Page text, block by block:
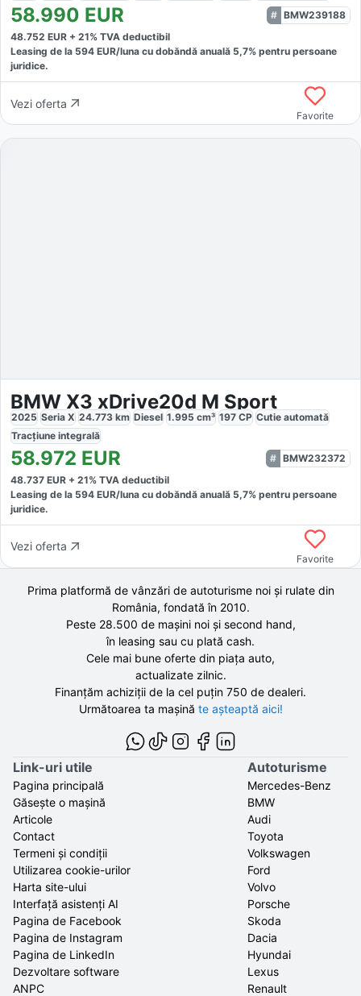
58.990 EUR
BMW239188
48.752 EUR + 21% TVA deductibil
Leasing de la 594 EUR/luna cu dobăndă anuală 5,7% pentru persoane
juridice.
Vezi oferta
Favorite
BMW X3 xDrive20d M Sport
2025 Seria X 24.773 km Diesel 1.995 cm³ 197 CP Cutie automată
Tracțiune integrală
58.972 EUR
BMW232372
48.737 EUR + 21% TVA deductibil
Leasing de la 594 EUR/luna cu dobăndă anuală 5,7% pentru persoane
juridice.
Vezi oferta
Favorite
Prima platformă de vânzări de autoturisme noi și rulate din
România, fondată în 2010.
Peste 28.500 demașini noi și second hand,
în leasing sau cu plată cash.
Cele mai bune oferte din piața auto,
actualizate zilnic.
Finanțăm achiziții de la cel puțin 750 de dealeri.
Următoarea ta mașină te așteaptă aici!
Link-uri utile
Pagina principală
Găsește o mașină
Articole
Contact
Termeni și condiții
Utilizarea cookie-urilor
Harta site-ului
Interfață asistenți AI
Pagina de Facebook
Pagina de Instagram
Pagina de LinkedIn
Dezvoltare software
ANPC
Autoturisme
Mercedes-Benz
BMW
Audi
Toyota
Volkswagen
Ford
Volvo
Porsche
Skoda
Dacia
Hyundai
Lexus
Renault